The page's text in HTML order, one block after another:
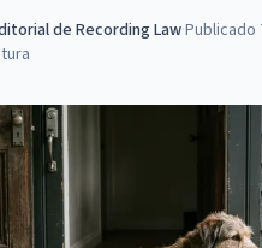
de Recording Law·Publicado